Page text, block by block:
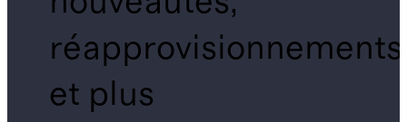
réapprovisionnements
et plus